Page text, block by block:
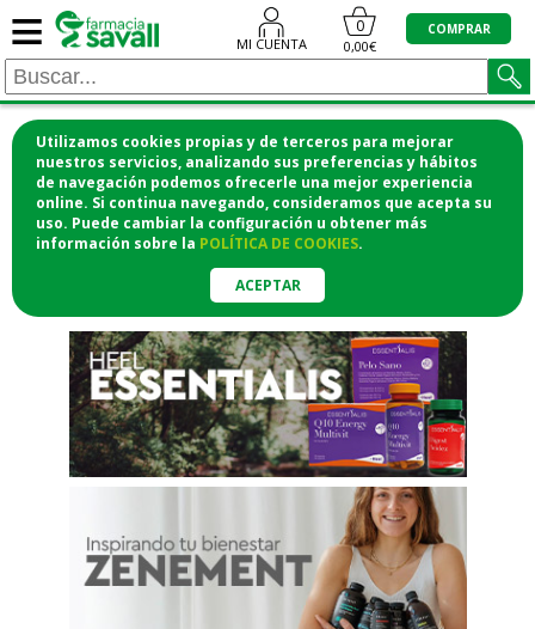
Utilizamos cookies propias y de terceros para mejorar
nuestros servicios, analizando sus preferencias y hábitos
de navegación podemos ofrecerle una mejor experiencia
online. Si continua navegando, consideramos que acepta su
uso. Puede cambiar la configuración u obtener más
información sobre la POLÍTICA DE COOKIES.
ACEPTAR
≡ MI CUENTA
0
0,00€
COMPRAR
¡COMPRA CÓMODAMENTE
DESDE CASA Y RECOGE EN LA
FARMACIA!o si lo prefieres te lo mandamos
a casa